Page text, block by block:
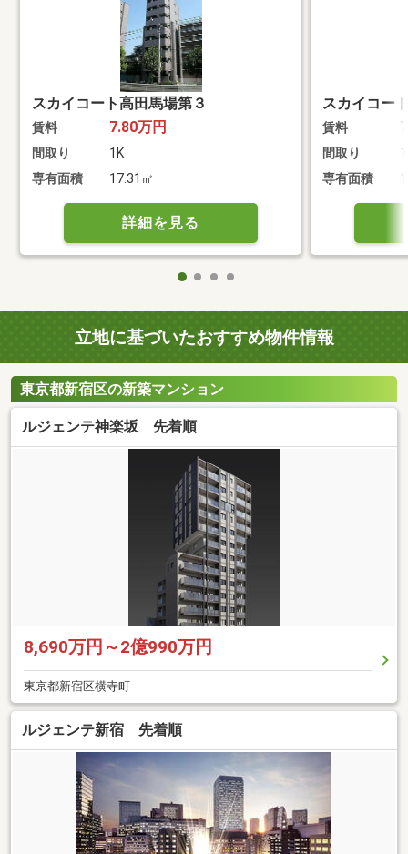
スカイコート高田馬場第３
賃料 7.80万円
間取り
1K
専有面積
17.31㎡
詳細を見る
スカイコー
賃料
間取り
専有面積
立地に基づいたおすすめ物件情報
東京都新宿区の新築マンション
ルジェンテ神楽坂 先着順
8,690万円～2億990万円
東京都新宿区横寺町
ルジェンテ新宿 先着順